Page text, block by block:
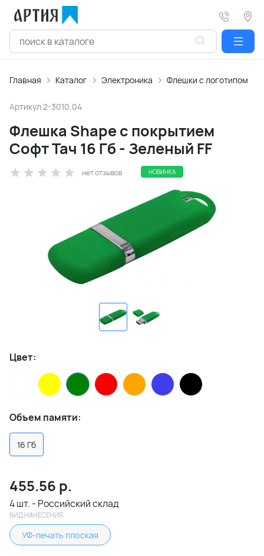
Главная Каталог Электроника Флешки с логотипом
Артикул 2-3010.04
Флешка Shape с покрытием
Софт Тач 16 Гб - Зеленый FF
нет отзывов НОВИНКА
Цвет:
Объем памяти:
16 Гб
455.56 р.
4 шт. - Российский склад
ВИД НАНЕСЕНИЯ
УФ-печать плоская